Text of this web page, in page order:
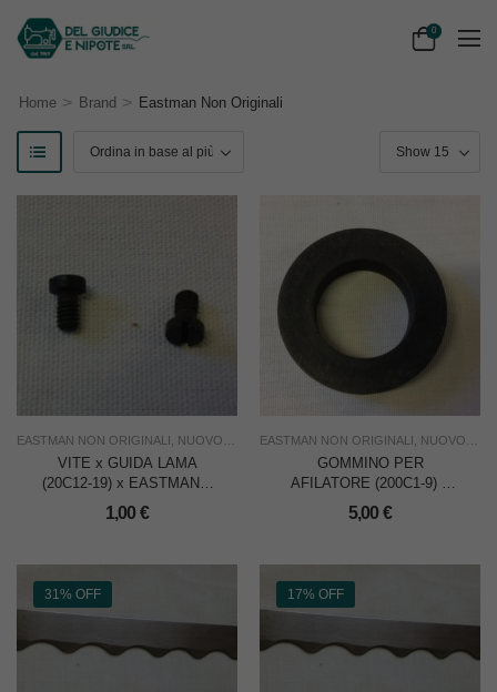
0
Home > Brand > Eastman Non Originali
EASTMAN NON ORIGINALI NUOVO RICAMBI PER TAGLIERINE, TAGLIO USO
VITE x GUIDA LAMA
(20C12-19) x EASTMAN –
CADAUNA
1,00 €
EASTMAN NON ORIGINALI NUOVO
GOMMINO PER
AFILATORE (200C1-9) x
623 EASTMAN
5,00 €
31% OFF 17% OFF